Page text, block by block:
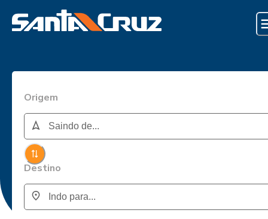
Origem
Destino